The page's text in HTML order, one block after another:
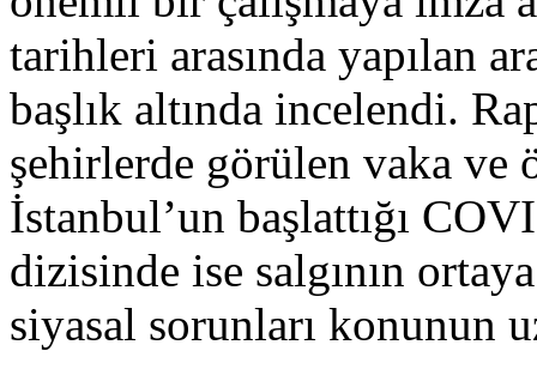
tarihleri arasında yapılan
başlık altında incelendi.
şehirlerde görülen vaka ve
İstanbul’un başlattığı
dizisinde ise salgının
siyasal sorunları konunun